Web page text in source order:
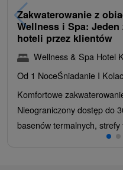
Zakwaterowanie z
Wellness i Spa:
hoteli przez klientów
Wellness & Spa Hotel
Od 1 NoceŚniadanie I
Komfortowe
Nieograniczony dostęp do
basenów termalnych, strefy